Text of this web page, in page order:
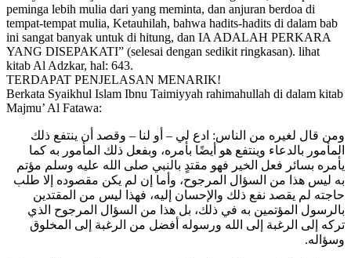
peminga lebih mulia dari yang meminta, dan anjuran berdoa di
tempat-tempat mulia, Ketauhilah, bahwa hadits-hadits di dalam bab
ini sangat banyak untuk di hitung, dan IA ADALAH PERKARA
YANG DISEPAKATI” (selesai dengan sedikit ringkasan). lihat
kitab Al Adzkar, hal: 643.
TERDAPAT PENJELASAN MENARIK!
Berkata Syaikhul Islam Ibnu Taimiyyah rahimahullah di dalam kitab
Majmu’ Al Fatawa:
ومن قال لغيره من الناس: ادع لي – أو لنا – وقصد أن ينتفع ذلك
المأمور بالدعاء وينتفع هو أيضًا بأمره، وبفعل ذلك المأمور به كما
يأمره بسائر فعل الخير فهو مقتدٍ بالنبي صلى الله عليه وسلم مؤتم
به ليس هذا من السؤال المرجوح، وأما إن لم يكن مقصوده إلا طلب
حاجته لم يقصد نفع ذلك والإحسان إليه، فهذا ليس من المقتدين
بالرسول المؤتمين به في ذلك، بل هذا من السؤال المرجوح الذي
تركه إلى الرغبة إلى الله ورسوله أفضل من الرغبة إلى المخلوق
وسؤاله.